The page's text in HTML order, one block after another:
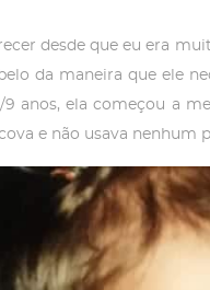
desde que eu era
da maneira que ele
anos, ela começou a
e não usava